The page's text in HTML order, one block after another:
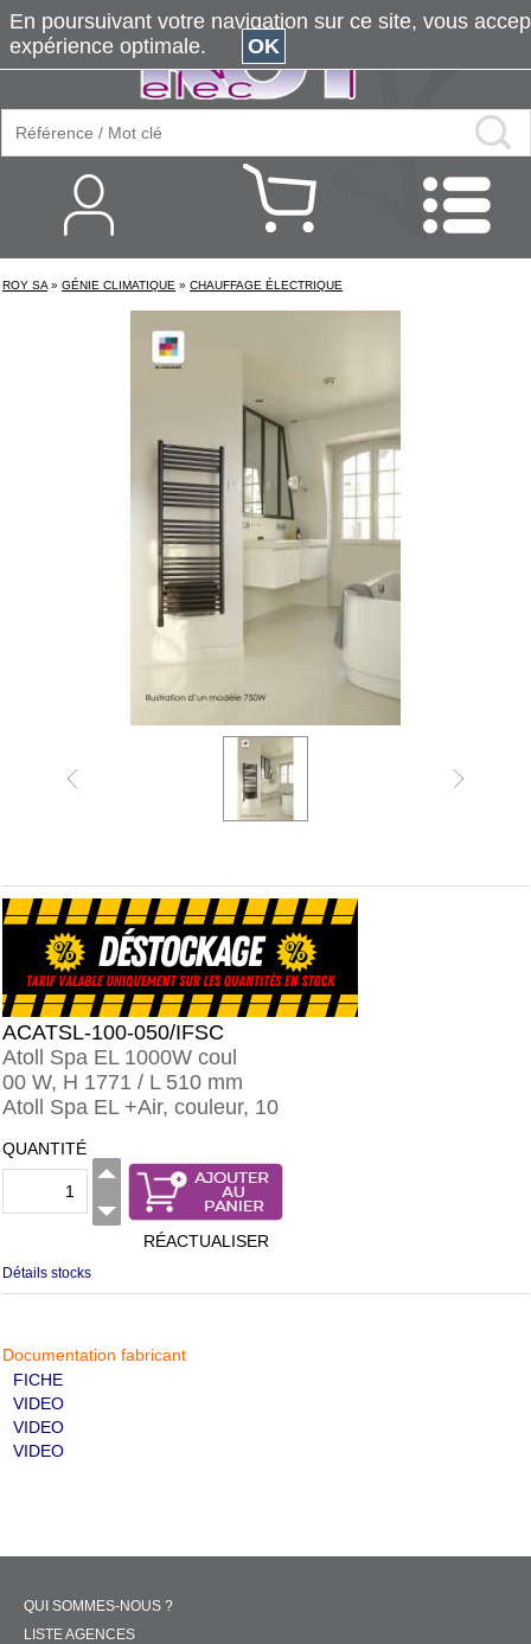
ROY SA » GÉNIE CLIMATIQUE » CHAUFFAGE ÉLECTRIQUE
ACATSL-100-050/IFSC
Atoll Spa EL 1000W coul
00 W, H 1771 / L 510 mm
Atoll Spa EL +Air, couleur, 10
QUANTITÉ
RÉACTUALISER
Détails stocks
Documentation fabricant
FICHE
VIDEO
VIDEO
VIDEO
QUI SOMMES-NOUS ?
LISTE AGENCES
En poursuivant votre navigation sur ce site, vous
expérience optimale.
OK